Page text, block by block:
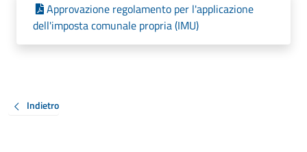
Approvazione regolamento per l'applicazione
dell'imposta comunale propria (IMU)
Indietro